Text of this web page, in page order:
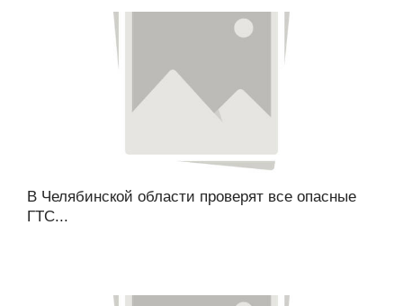
В Челябинской области проверят все опасные
ГТС...